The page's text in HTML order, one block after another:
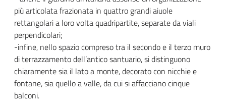
più articolata frazionata in quattro grandi aiuole
rettangolari a loro volta quadripartite, separate da viali
perpendicolari;
-infine, nello spazio compreso tra il secondo e il terzo muro
di terrazzamento dell’antico santuario, si distinguono
chiaramente sia il lato a monte, decorato con nicchie e
fontane, sia quello a valle, da cui si affacciano cinque
balconi.